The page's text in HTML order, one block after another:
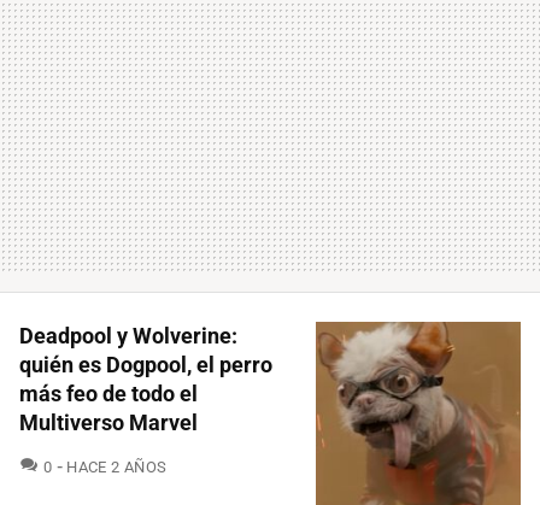
Deadpool y Wolverine:
quién es Dogpool, el perro
más feo de todo el
Multiverso Marvel
0 COMENTARIOS
HACE 2 AÑOS